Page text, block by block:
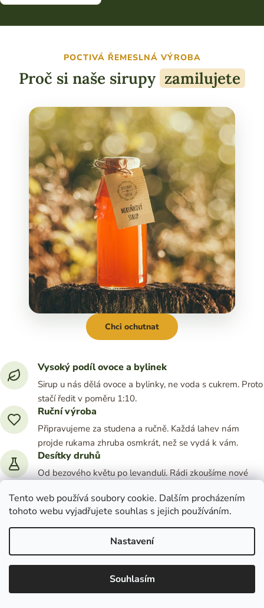
Tento web používá soubory cookie. Dalším procházením
tohoto webu vyjadřujete souhlas s jejich používáním.
Nastavení
Souhlasím
POCTIVÁ ŘEMESLNÁ VÝROBA
Proč si naše sirupy zamilujete
Vysoký podíl ovoce a bylinek
Sirup u nás dělá ovoce a bylinky, ne voda s cukrem. Proto
stačí ředit v poměru 1:10.
Ruční výroba
Připravujeme za studena a ručně. Každá lahev nám
projde rukama zhruba osmkrát, než se vydá k vám.
Desítky druhů
Od bezového květu po levanduli. Rádi zkoušíme nové
Chci ochutnat
Žádná umělá barviva, konzervanty ani aromata. Barvu
i chuť dává samo ovoce a bylinky.
Suroviny z Třeboňska
Bylinky sbíráme na Třeboňsku, ovoce a zbytek surovin
bereme od ověřených pěstitelů z jižních Čech.